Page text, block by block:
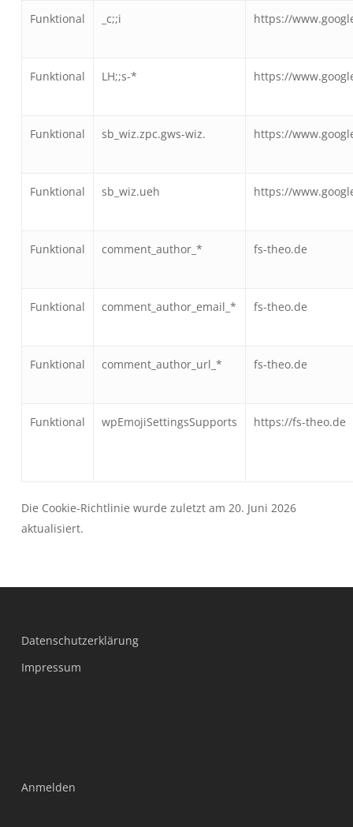
Funktional _c;;i https://
Funktional LH;;s-* https://
Funktional sb_wiz.zpc.gws-wiz. https://
Funktional sb_wiz.ueh https://
Funktional comment_author_* fs-theo.de
Funktional comment_author_email_* fs-theo.de
Funktional comment_author_url_* fs-theo.de
Funktional wpEmojiSettingsSupports https://fs-theo.de
Die Cookie-Richtlinie wurde zuletzt am 20. Juni 2026
aktualisiert.
Datenschutzerklärung
Impressum
Anmelden